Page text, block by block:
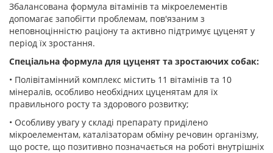
Збалансована формула вітамінів та мікроелементів
допомагає запобігти проблемам, пов'язаним з
неповноцінністю раціону та активно підтримує цуценят у
період їх зростання.
Спеціальна формула для цуценят та зростаючих собак:
• Полівітамінний комплекс містить 11 вітамінів та 10
мінералів, особливо необхідних цуценятам для їх
правильного росту та здорового розвитку;
• Особливу увагу у складі препарату приділено
мікроелементам, каталізаторам обміну речовин організму,
що росте, що позитивно позначається на роботі внутрішніх